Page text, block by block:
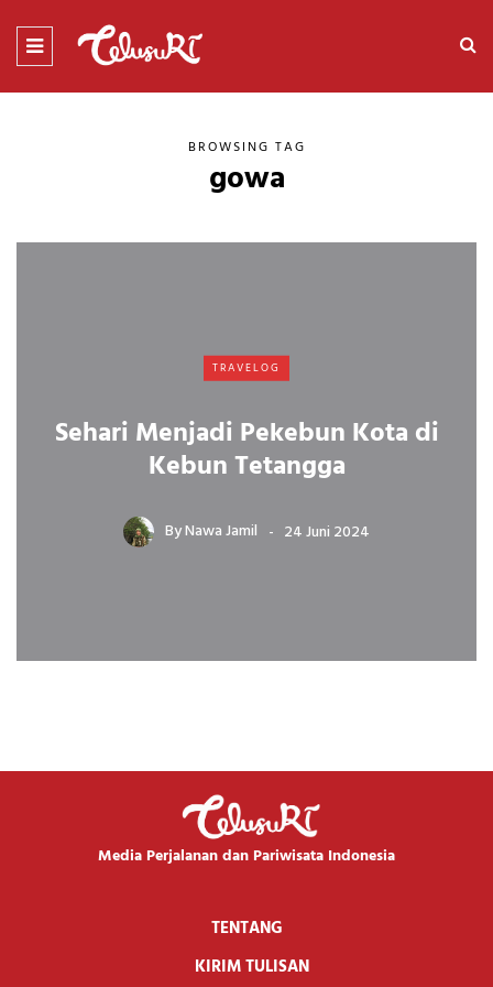
BROWSING TAG
gowa
TRAVELOG
Sehari Menjadi Pekebun Kota di
Kebun Tetangga
ByNawa Jamil 24 Juni 2024
Media Perjalanan dan Pariwisata Indonesia
TENTANG
KIRIM TULISAN